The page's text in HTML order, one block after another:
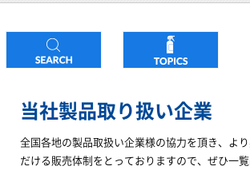
当社製品取り扱い企業
全国各地の製品取扱い企業様の協力を頂き、よ
だける販売体制をとっておりますので、ぜひ一